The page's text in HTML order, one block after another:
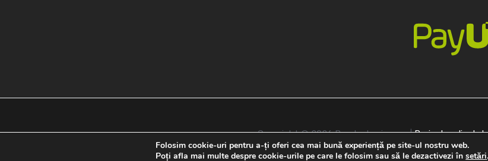
Copyright © 2026 Banda de picurare |Proiect realizat
Folosim cookie-uri pentru a-ți oferi cea mai bună experiență pe site-ul nostru web.
Poți afla mai multe despre cookie-urile pe care le folosim sau să le dezactivezi însetări.